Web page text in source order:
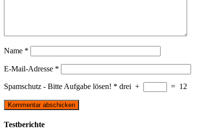
Name *
E-Mail-Adresse *
Spamschutz - Bitte Aufgabe lösen! * drei + = 12
Testberichte